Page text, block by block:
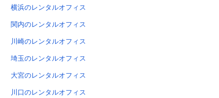
横浜のレンタルオフィス
関内のレンタルオフィス
川崎のレンタルオフィス
埼玉のレンタルオフィス
大宮のレンタルオフィス
川口のレンタルオフィス